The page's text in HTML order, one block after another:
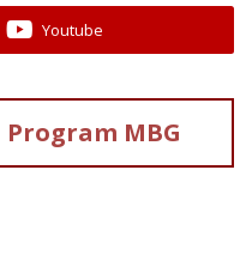
Youtube
Program MBG